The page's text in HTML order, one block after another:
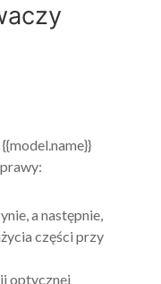
a następnie,
części przy
optycznej